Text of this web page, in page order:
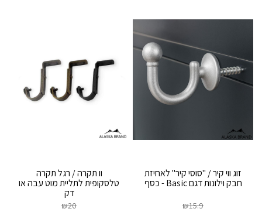
זוג ווי קיר / "סוסי קיר" לאחיזת
חבק וילונות דגם Basic - כסף
₪15.9
וו תקרה / רגל תקרה
טלסקופית לתליית מוט עבה או
דק
₪20